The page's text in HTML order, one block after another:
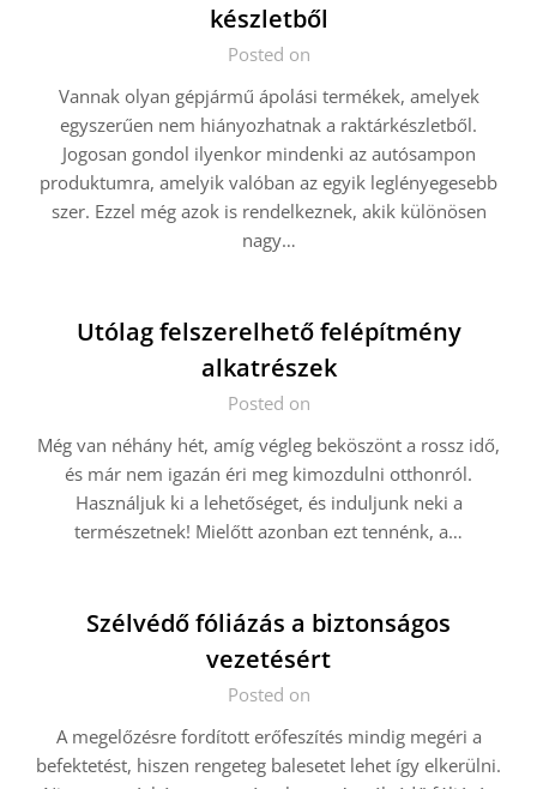
készletből
Posted on
Vannak olyan gépjármű ápolási termékek, amelyek
egyszerűen nem hiányozhatnak a raktárkészletből.
Jogosan gondol ilyenkor mindenki az autósampon
produktumra, amelyik valóban az egyik leglényegesebb
szer. Ezzel még azok is rendelkeznek, akik különösen
nagy…
Utólag felszerelhető felépítmény
alkatrészek
Posted on
Még van néhány hét, amíg végleg beköszönt a rossz idő,
és már nem igazán éri meg kimozdulni otthonról.
Használjuk ki a lehetőséget, és induljunk neki a
természetnek! Mielőtt azonban ezt tennénk, a…
Szélvédő fóliázás a biztonságos
vezetésért
Posted on
A megelőzésre fordított erőfeszítés mindig megéri a
befektetést, hiszen rengeteg balesetet lehet így elkerülni.